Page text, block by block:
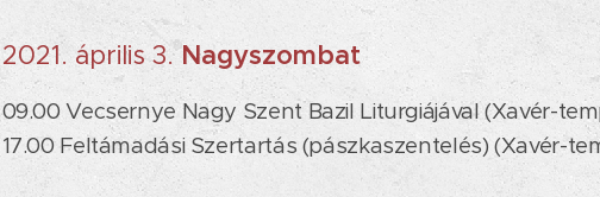
2021. április 3.Nagyszombat
09.00 Vecsernye Nagy Szent Bazil Liturgiájával (Xavér-
17.00 Feltámadási Szertartás (pászkaszentelés) (Xavér-